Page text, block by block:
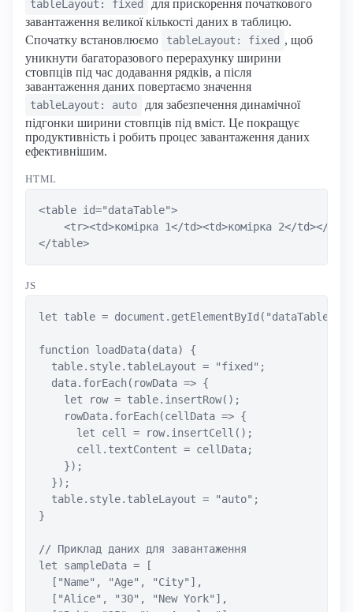
tableLayout: fixed
для прискорення початкового
завантаження великої кількості даних в таблицю.
Спочатку встановлюємо
tableLayout: fixed , щоб
уникнути багаторазового перерахунку ширини
стовпців під час додавання рядків, а після
завантаження даних повертаємо значення
tableLayout: auto
для забезпечення динамічної
підгонки ширини стовпців під вміст. Це покращує
продуктивність і робить процес завантаження даних
ефективнішим.
HTML
<table id="dataTable">
    <tr><td>комірка 1</td><td>комірка 2</td></tr>
</table>
JS
let table = document.getElementById("dataTable");
function loadData(data) {
  table.style.tableLayout = "fixed";
  data.forEach(rowData => {
    let row = table.insertRow();
    rowData.forEach(cellData => {
      let cell = row.insertCell();
      cell.textContent = cellData;
    });
  });
  table.style.tableLayout = "auto";
}
// Приклад даних для завантаження
let sampleData = [
  ["Name", "Age", "City"],
  ["Alice", "30", "New York"],